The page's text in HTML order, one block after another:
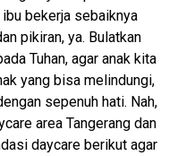
bekerja sebaiknya
pikiran, ya. Bulatkan
Tuhan, agar anak kita
yang bisa melindungi,
sepenuh hati. Nah,
area Tangerang dan
daycare berikut agar